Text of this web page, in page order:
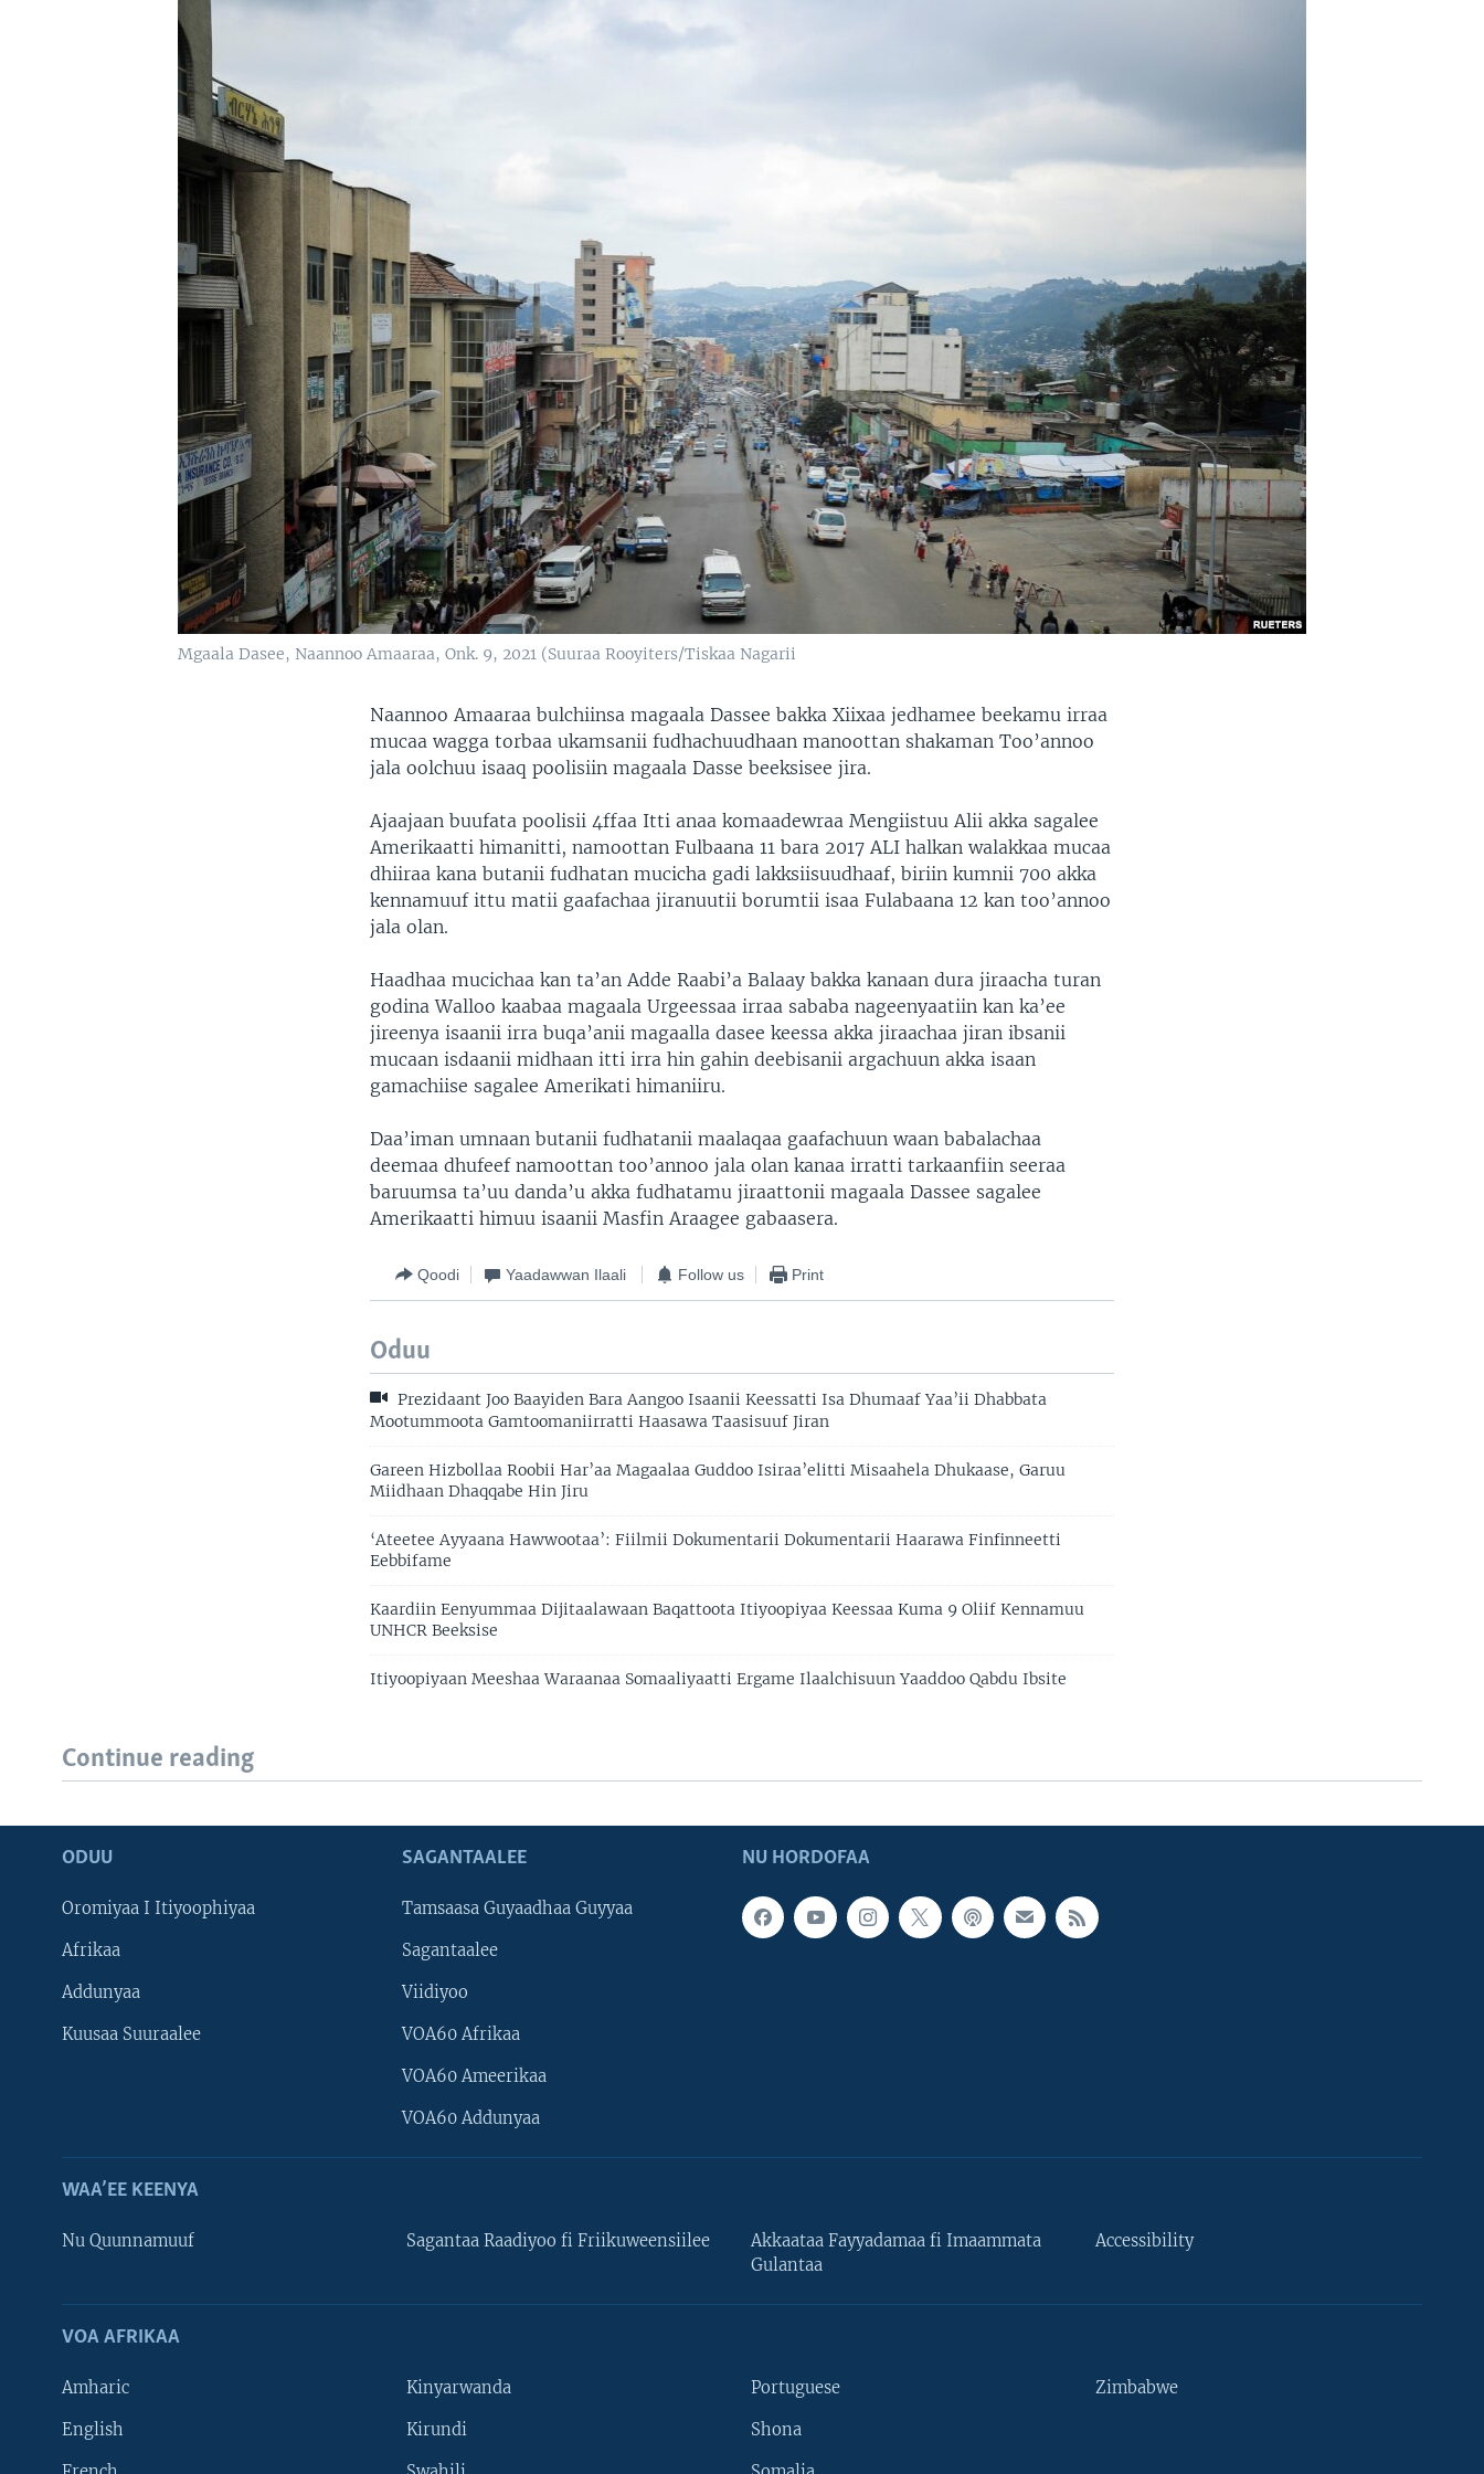
NU HORDOFAA
Mgaala Dasee, Naannoo Amaaraa, Onk. 9, 2021 (Suuraa Rooyiters/Tiskaa Nagarii
Naannoo Amaaraa bulchiinsa magaala Dassee bakka Xiixaa jedhamee beekamu irraa
mucaa wagga torbaa ukamsanii fudhachuudhaan manoottan shakaman Too’annoo
jala oolchuu isaaq poolisiin magaala Dasse beeksisee jira.
Ajaajaan buufata poolisii 4ffaa Itti anaa komaadewraa Mengiistuu Alii akka sagalee
Amerikaatti himanitti, namoottan Fulbaana 11 bara 2017 ALI halkan walakkaa mucaa
dhiiraa kana butanii fudhatan mucicha gadi lakksiisuudhaaf, biriin kumnii 700 akka
kennamuuf ittu matii gaafachaa jiranuutii borumtii isaa Fulabaana 12 kan too’annoo
jala olan.
Haadhaa mucichaa kan ta’an Adde Raabi’a Balaay bakka kanaan dura jiraacha turan
godina Walloo kaabaa magaala Urgeessaa irraa sababa nageenyaatiin kan ka’ee
jireenya isaanii irra buqa’anii magaalla dasee keessa akka jiraachaa jiran ibsanii
mucaan isdaanii midhaan itti irra hin gahin deebisanii argachuun akka isaan
gamachiise sagalee Amerikati himaniiru.
Daa’iman umnaan butanii fudhatanii maalaqaa gaafachuun waan babalachaa
deemaa dhufeef namoottan too’annoo jala olan kanaa irratti tarkaanfiin seeraa
baruumsa ta’uu danda’u akka fudhatamu jiraattonii magaala Dassee sagalee
Amerikaatti himuu isaanii Masfin Araagee gabaasera.
Qoodi Yaadawwan Ilaali Follow us Print
Oduu
Prezidaant Joo Baayiden Bara Aangoo Isaanii Keessatti Isa Dhumaaf Yaa’ii Dhabbata
Mootummoota Gamtoomaniirratti Haasawa Taasisuuf Jiran
Gareen Hizbollaa Roobii Har’aa Magaalaa Guddoo Isiraa’elitti Misaahela Dhukaase, Garuu
Miidhaan Dhaqqabe Hin Jiru
‘Ateetee Ayyaana Hawwootaa’: Fiilmii Dokumentarii Dokumentarii Haarawa Finfinneetti
Eebbifame
Kaardiin Eenyummaa Dijitaalawaan Baqattoota Itiyoopiyaa Keessaa Kuma 9 Oliif Kennamuu
UNHCR Beeksise
Itiyoopiyaan Meeshaa Waraanaa Somaaliyaatti Ergame Ilaalchisuun Yaaddoo Qabdu Ibsite
Continue reading
NU HORDOFAA
ODUU
Oromiyaa I Itiyoophiyaa
Afrikaa
Addunyaa
Kuusaa Suuraalee
SAGANTAALEE
Tamsaasa Guyaadhaa Guyyaa
Sagantaalee
Viidiyoo
VOA60 Afrikaa
VOA60 Ameerikaa
VOA60 Addunyaa
WAA’EE KEENYA
Nu Quunnamuuf Sagantaa Raadiyoo fi Friikuweensiilee
Akkaataa Fayyadamaa fi Imaammata
Gulantaa
Accessibility
VOA AFRIKAA
Amharic
English
Kinyarwanda
Kirundi
Portuguese
Shona
Zimbabwe